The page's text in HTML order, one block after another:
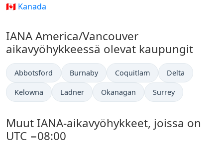
🇨🇦 Kanada
IANA America/Vancouver
aikavyöhykkeessä olevat kaupungit
Abbotsford Burnaby Coquitlam Delta
Kelowna Ladner Okanagan Surrey
Muut IANA-aikavyöhykkeet, joissa on
UTC −08:00